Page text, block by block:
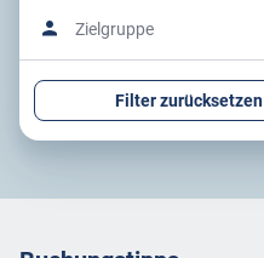
Zielgruppe
Filter zurücksetzen